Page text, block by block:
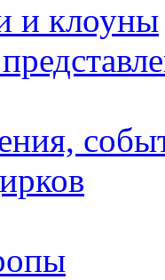
и клоуны